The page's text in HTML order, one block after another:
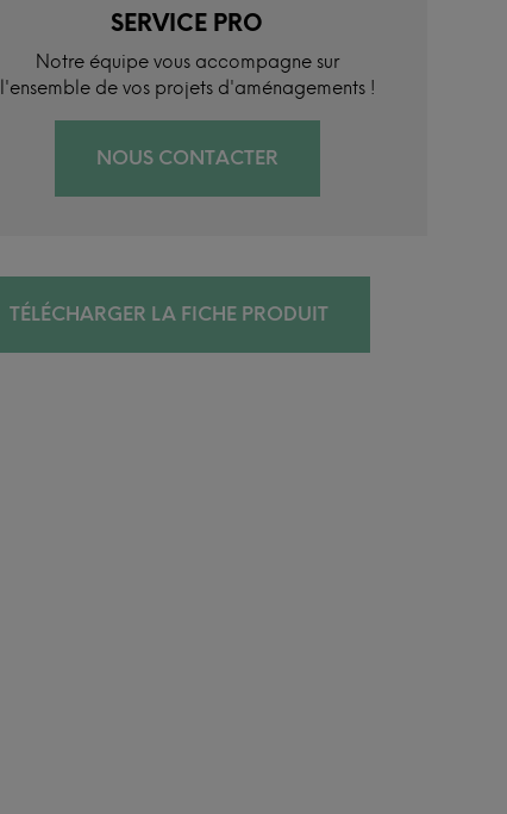
SERVICE PRO
Notre équipe vous accompagne sur
l'ensemble de vos projets d'aménagements !
NOUS CONTACTER
TÉLÉCHARGER LA FICHE PRODUIT